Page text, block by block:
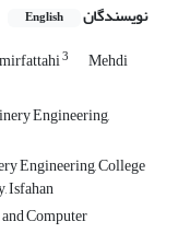
نویسندگان English
3 Mehdi
Engineering,
Engineering, College
Isfahan
Computer